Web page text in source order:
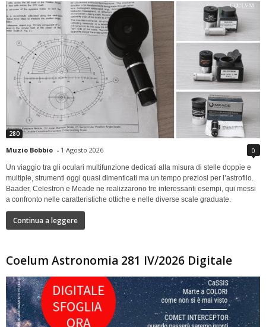
280
Muzio Bobbio - 1 Agosto 2026 0
Un viaggio tra gli oculari multifunzione dedicati alla misura di stelle doppie e
multiple, strumenti oggi quasi dimenticati ma un tempo preziosi per l’astrofilo.
Baader, Celestron e Meade ne realizzarono tre interessanti esempi, qui messi
a confronto nelle caratteristiche ottiche e nelle diverse scale graduate.
Continua a leggere
Coelum Astronomia 281 IV/2026 Digitale